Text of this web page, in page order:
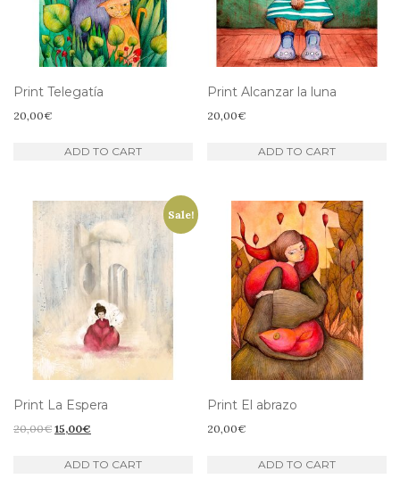
Print Telegatía
20,00€
ADD TO CART
Print Alcanzar la luna
20,00€
ADD TO CART
Sale!
Print La Espera
20,00€ Original
was:
15,00€
is:
ADD TO CART
Print El abrazo
20,00€
ADD TO CART